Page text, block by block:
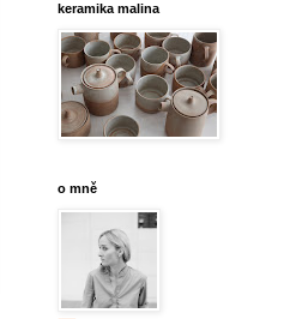
keramika malina
o mně